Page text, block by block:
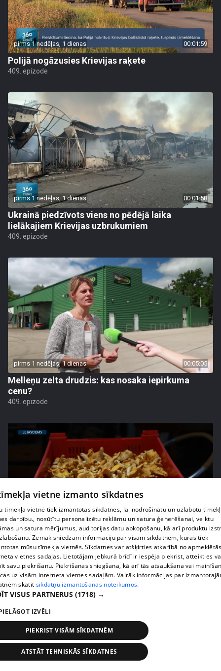
pirms 1 nedēļas, 1 dienas 00:01:59
Polijā nogāzusies Krievijas raķete
409. epizode
pirms 1 nedēļas, 1 dienas 00:01:58
Ukrainā piedzīvots viens no pēdējā laika
lielākajiem Krievijas uzbrukumiem
409. epizode
pirms 1 nedēļas, 1 dienas 00:05:05
Melleņu zelta drudzis: kas nosaka iepirkuma
cenu?
409. epizode
pirms 1 nedēļas, 1 dienas 00:02:49
Ogas un sēnes šogad dārgākas, bet uzpirkšanas
punktos to krietni mazāk
409. epizode
vietne izmanto sīkdatnes
tīmekļa vietnē tiek izmantotas sīkdatnes, lai nodrošinātu un uzlabotu
darbību., nosūtītu personalizētu reklāmu un satura ģenerēšanai, veiktu
un satura mērījumus, auditorijas datu apkopošanu, kā arī produktu
Zemāk sniedzam informāciju par visām sīkdatnēm, kuras tiek
mūsu tīmekļa vietnēs. Sīkdatnes var atšķirties atkarībā no
vietnes sadaļas. Lietotājam jebkurā brīdī ir iespēja piekrist, atteikties
savu piekrišanu. Piekrišanas sniegšana, kā arī tās atsaukšana vai
uz visām interneta vietnes sadaļām. Vairāk informācijas par
skatīt sīkdatņu izmantošanas noteikumos.
VISUS PARTNERUS (1718) →
IZVĒLI
PIEKRIST VISĀM SĪKDATNĒM
ATSTĀT TEHNISKĀS SĪKDATNES